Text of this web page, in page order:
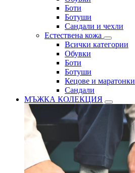
Боти
Ботуши
Сандали и чехли
Естествена кожа
Всички категории
Обувки
Боти
Ботуши
Кецове и маратонки
Сандали
МЪЖКА КОЛЕКЦИЯ